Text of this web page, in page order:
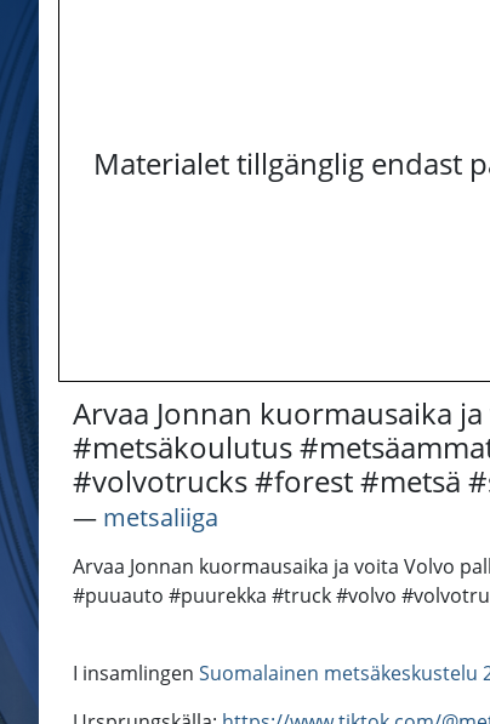
Materialet tillgänglig endast
Arvaa Jonnan kuormausaika
#metsäkoulutus
#volvotrucks #forest #metsä
― metsaliiga
Arvaa Jonnan kuormausaika ja voita Volvo
#puuauto #puurekka #truck #volvo
I insamlingen Suomalainen metsäkeskustelu